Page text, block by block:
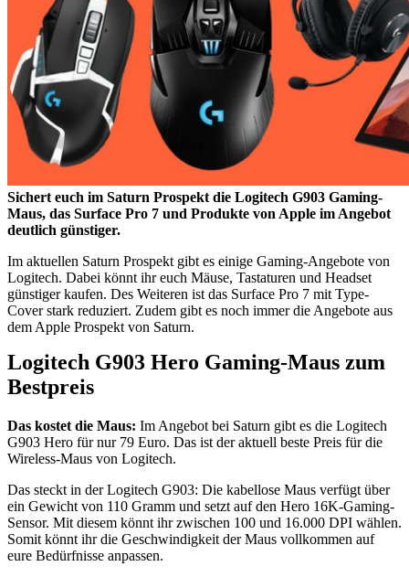
Sichert euch im Saturn Prospekt die Logitech G903 Gaming-
Maus, das Surface Pro 7 und Produkte von Apple im Angebot
deutlich günstiger.
Im aktuellen Saturn Prospekt gibt es einige Gaming-Angebote von
Logitech. Dabei könnt ihr euch Mäuse, Tastaturen und Headset
günstiger kaufen. Des Weiteren ist das Surface Pro 7 mit Type-
Cover stark reduziert. Zudem gibt es noch immer die Angebote aus
dem Apple Prospekt von Saturn.
Logitech G903 Hero Gaming-Maus zum
Bestpreis
Das kostet die Maus: Im Angebot bei Saturn gibt es die Logitech
G903 Hero für nur 79 Euro. Das ist der aktuell beste Preis für die
Wireless-Maus von Logitech.
Das steckt in der Logitech G903: Die kabellose Maus verfügt über
ein Gewicht von 110 Gramm und setzt auf den Hero 16K-Gaming-
Sensor. Mit diesem könnt ihr zwischen 100 und 16.000 DPI wählen.
Somit könnt ihr die Geschwindigkeit der Maus vollkommen auf
eure Bedürfnisse anpassen.